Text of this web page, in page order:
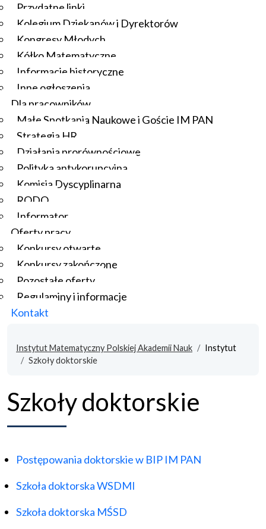
Przydatne linki
Kolegium Dziekanów i Dyrektorów
Kongresy Młodych
Kółko Matematyczne
Informacje historyczne
Inne ogłoszenia
Dla pracowników
Małe Spotkania Naukowe i Goście IM PAN
Strategia HR
Działania prorównościowe
Polityka antykorupcyjna
Komisja Dyscyplinarna
RODO
Informator
Oferty pracy
Konkursy otwarte
Konkursy zakończone
Pozostałe oferty
Regulaminy i informacje
Kontakt
Instytut Matematyczny Polskiej Akademii Nauk
Instytut
Szkoły doktorskie
Szkoły doktorskie
Postępowania doktorskie w BIP IM PAN
Szkoła doktorska WSDMI
Szkoła doktorska MŚSD